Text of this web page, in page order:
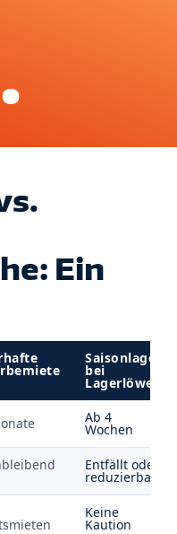
Ein
Saisonlager
bei
Lagerlöwe
Ab 4
Wochen
Entfällt oder
reduzierbar
Keine
Kaution